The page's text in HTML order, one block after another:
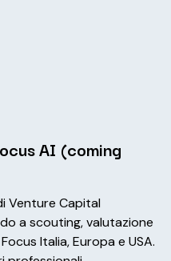
AI (coming
Venture Capital
a scouting, valutazione
Italia, Europa e USA.